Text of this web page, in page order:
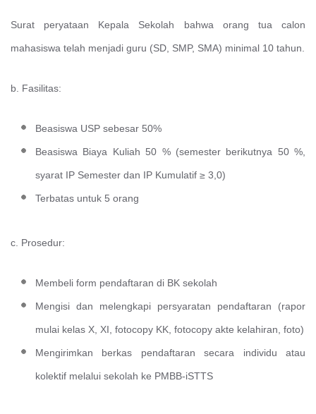
Surat peryataan Kepala Sekolah bahwa orang tua calon
mahasiswa telah menjadi guru (SD, SMP, SMA) minimal 10 tahun.
b. Fasilitas:
Beasiswa USP sebesar 50%
Beasiswa Biaya Kuliah 50 % (semester berikutnya 50 %,
syarat IP Semester dan IP Kumulatif ≥ 3,0)
Terbatas untuk 5 orang
c. Prosedur:
Membeli form pendaftaran di BK sekolah
Mengisi dan melengkapi persyaratan pendaftaran (rapor
mulai kelas X, XI, fotocopy KK, fotocopy akte kelahiran, foto)
Mengirimkan berkas pendaftaran secara individu atau
kolektif melalui sekolah ke PMBB-iSTTS